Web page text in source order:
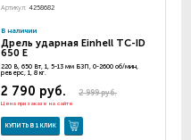
Артикул: 4258682
В наличии
Дрель ударная Einhell TC-ID
650 E
220 В, 650 Вт, 1, 5-13 мм БЗП, 0-2600 об/мин,
реверс, 1, 8 кг.
2 999 руб.
2 790 руб.
Цена при заказе на сайте
КУПИТЬ В 1 КЛИК